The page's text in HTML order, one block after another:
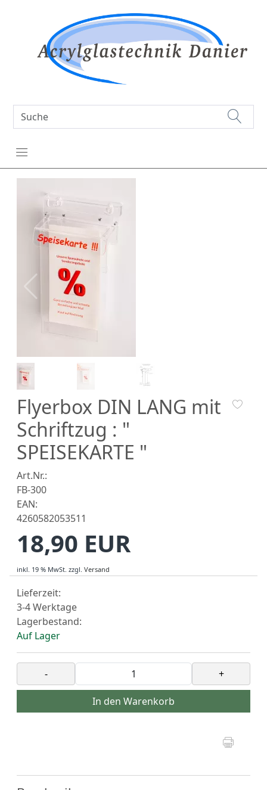
Flyerbox DIN LANG mit
Schriftzug : "
SPEISEKARTE "
Art.Nr.:
FB-300
EAN:
4260582053511
18,90 EUR
inkl. 19 % MwSt. zzgl. Versand
Lieferzeit:
3-4 Werktage
Lagerbestand:
Auf Lager
- +
In den Warenkorb